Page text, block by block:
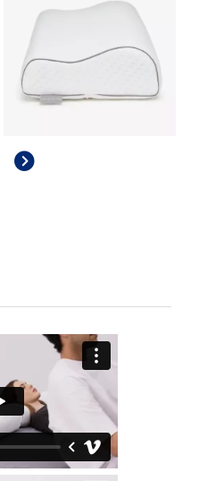
AnteriorSiguiente